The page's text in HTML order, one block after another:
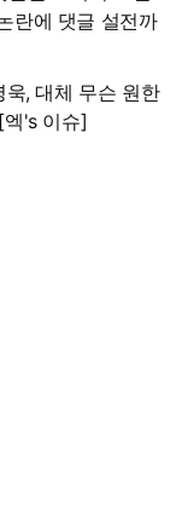
란에 댓글 설전까
, 대체 무슨 원한
's 이슈]